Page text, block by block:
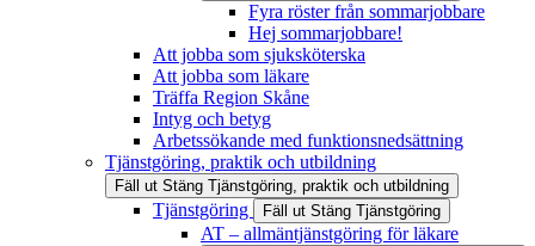
Fyra röster från sommarjobbare
Hej sommarjobbare!
Att jobba som sjuksköterska
Att jobba som läkare
Träffa Region Skåne
Intyg och betyg
Arbetssökande med funktionsnedsättning
Tjänstgöring, praktik och utbildning
Fäll ut Stäng Tjänstgöring, praktik och utbildning
Tjänstgöring Fäll ut Stäng Tjänstgöring
AT – allmäntjänstgöring för läkare